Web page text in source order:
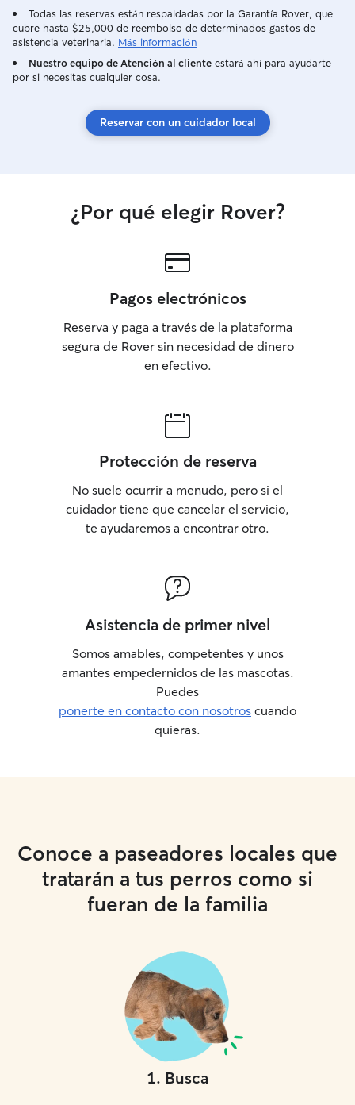
Todas las reservas están respaldadas por la Garantía Rover, que
cubre hasta $25,000 de reembolso de determinados gastos de
asistencia veterinaria. Más información
Nuestro equipo de Atención al cliente estará ahí para ayudarte
por si necesitas cualquier cosa.
Reservar con un cuidador local
¿Por qué elegir Rover?
Pagos electrónicos
Reserva y paga a través de la plataforma
segura de Rover sin necesidad de dinero
en efectivo.
Protección de reserva
No suele ocurrir a menudo, pero si el
cuidador tiene que cancelar el servicio,
te ayudaremos a encontrar otro.
Asistencia de primer nivel
Somos amables, competentes y unos
amantes empedernidos de las mascotas.
Puedes
ponerte en contacto con nosotros cuando
quieras.
Conoce a paseadores locales que
tratarán a tus perros como si
fueran de la familia
1. Busca